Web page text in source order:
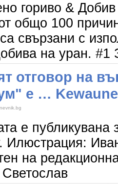
гориво &
общо 100
свързани с
на уран.
отговор на
е …
е публикувана
Илюстрация:
на
Светослав